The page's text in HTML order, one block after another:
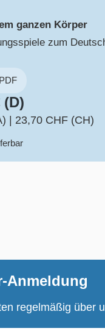
ganzen Körper
zum
(D)
23,70 CHF (CH)
Anmeldung
regelmäßig über